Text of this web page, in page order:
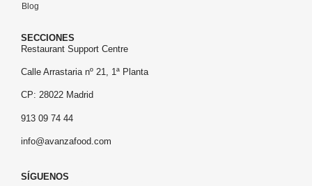
Blog
SECCIONES
Restaurant Support Centre
Calle Arrastaria nº 21, 1ª Planta
CP: 28022 Madrid
913 09 74 44
info@avanzafood.com
SÍGUENOS